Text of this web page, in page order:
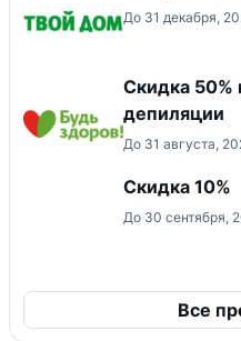
До 31 декабря,
Скидка 50%
депиляции
До 31 августа,
Скидка 10%
До 30 сентября,
Все